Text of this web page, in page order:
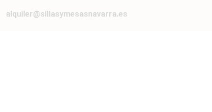
alquiler@sillasymesasnavarra.es